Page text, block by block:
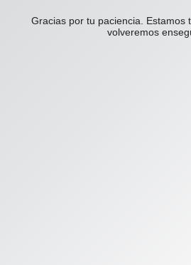
Gracias por tu paciencia. Estamos
volveremos